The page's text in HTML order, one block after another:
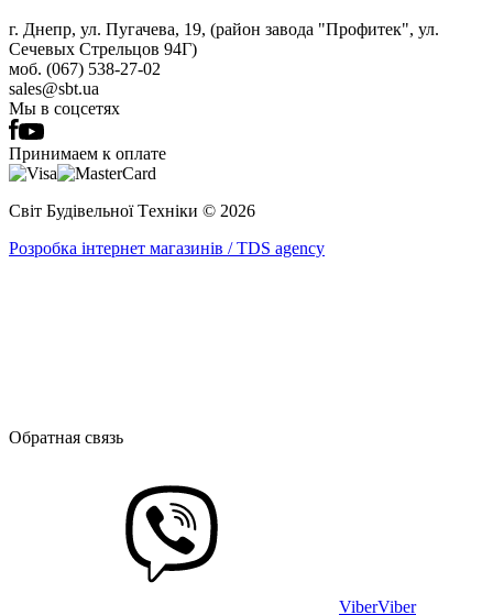
г. Днепр, ул. Пугачева, 19, (район завода "Профитек", ул.
Сечевых Стрельцов 94Г)
моб. (067) 538-27-02
sales@sbt.ua
Мы в соцсетях
Принимаем к оплате
Світ Будівельної Tехніки © 2026
Розробка інтернет магазинів / TDS agency
Обратная связь
ViberViber